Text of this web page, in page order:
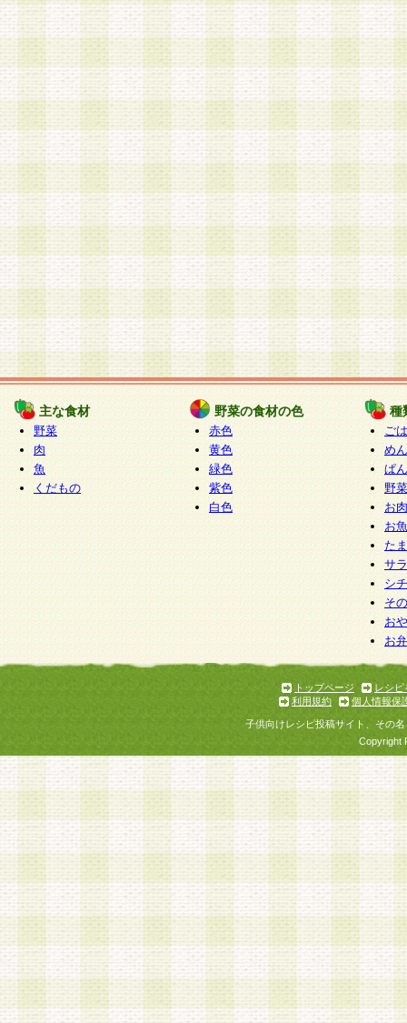
主な食材
野菜
肉
魚
くだもの
野菜の食材の色
赤色
黄色
緑色
紫色
白色
種
ご
めん
ぱん
野
お
お
た
サ
シ
そ
お
お
トップページ
レシピ
利用規約
個人情報保
子供向けレシピ投稿サイト、その
Copyright